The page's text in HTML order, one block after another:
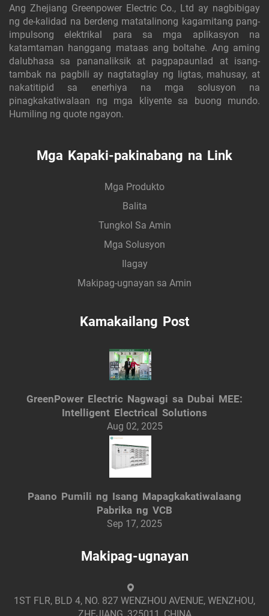
Ang Zhejiang Greenpower Electric Co., Ltd ay nagbibigay
ng de-kalidad na berdeng matatalinong kagamitang pang-
impulsong elektrikal para sa mga aplikasyon na
katamtaman hanggang mataas ang boltahe. Ang aming
dalubhasa sa pananaliksik at pagpapaunlad at isang-
tambak na pagbili ay nagtataglay ng ligtas, mahusay, at
nakatitipid sa enerhiya na mga solusyon na
pinagkakatiwalaan ng mga kliyente sa buong mundo.
Humiling ng quote ngayon.
Mga Kapaki-pakinabang na Link
Mga Produkto
Balita
Tungkol Sa Amin
Mga Solusyon
Ilagay
Makipag-ugnayan sa Amin
Kamakailang Post
GreenPower Electric Nagwagi sa Dubai MEE:
Intelligent Electrical Solutions
Aug 02, 2025
Paano Pumili ng Isang Mapagkakatiwalaang
Pabrika ng VCB
Sep 17, 2025
Makipag-ugnayan
1ST FLR, BLD 4, NO. 827 WENZHOU AVENUE, WENZHOU,